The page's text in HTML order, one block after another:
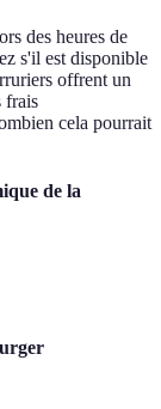
des heures de
s'il est disponible
offrent un
frais
cela pourrait
de la